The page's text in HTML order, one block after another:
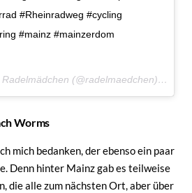
#Rheinradweg #cycling
#mainz #mainzerdom
Ein Beitrag geteilt von Radelmädchen (@radelmaedchen) am
Worms
mich bedanken, der ebenso ein paar
Denn hinter Mainz gab es teilweise
die alle zum nächsten Ort, aber über